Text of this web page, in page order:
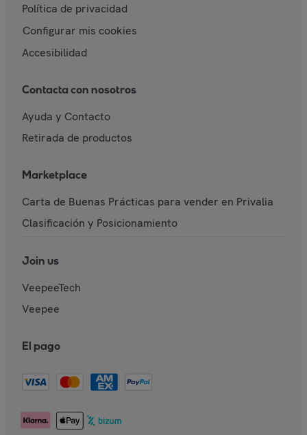
Política de privacidad
Configurar mis cookies
Accesibilidad
Contacta con nosotros
Ayuda y Contacto
Retirada de productos
Marketplace
Carta de Buenas Prácticas para vender en Privalia
Clasificación y Posicionamiento
Join us
VeepeeTech
Veepee
El pago